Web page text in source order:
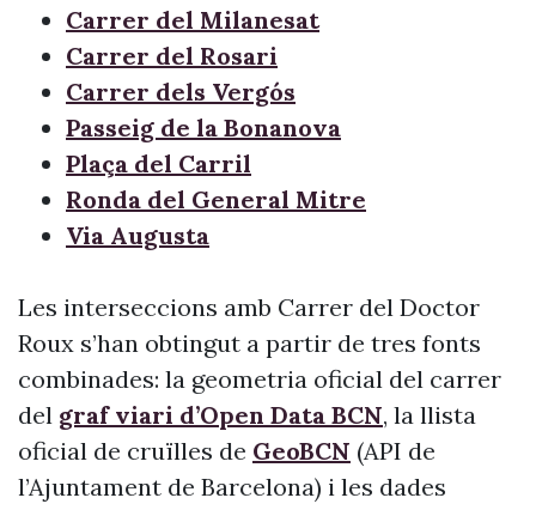
Carrer del Milanesat
Carrer del Rosari
Carrer dels Vergós
Passeig de la Bonanova
Plaça del Carril
Ronda del General Mitre
Via Augusta
Les interseccions amb Carrer del Doctor
Roux s’han obtingut a partir de tres fonts
combinades: la geometria oficial del carrer
del graf viari d’Open Data BCN, la llista
oficial de cruïlles de GeoBCN (API de
l’Ajuntament de Barcelona) i les dades